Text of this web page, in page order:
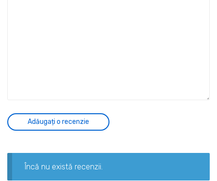
Încă nu există recenzii.